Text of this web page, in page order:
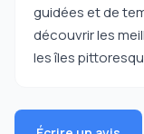
guidées et de
découvrir les
les îles